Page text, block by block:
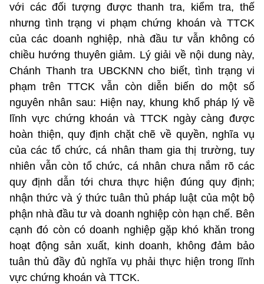
với các đối tượng được thanh tra, kiểm tra, thế
nhưng tình trạng vi phạm chứng khoán và TTCK
của các doanh nghiệp, nhà đầu tư vẫn không có
chiều hướng thuyên giảm. Lý giải về nội dung này,
Chánh Thanh tra UBCKNN cho biết, tình trạng vi
phạm trên TTCK vẫn còn diễn biến do một số
nguyên nhân sau: Hiện nay, khung khổ pháp lý về
lĩnh vực chứng khoán và TTCK ngày càng được
hoàn thiện, quy định chặt chẽ về quyền, nghĩa vụ
của các tổ chức, cá nhân tham gia thị trường, tuy
nhiên vẫn còn tổ chức, cá nhân chưa nắm rõ các
quy định dẫn tới chưa thực hiện đúng quy định;
nhận thức và ý thức tuân thủ pháp luật của một bộ
phận nhà đầu tư và doanh nghiệp còn hạn chế. Bên
cạnh đó còn có doanh nghiệp gặp khó khăn trong
hoạt động sản xuất, kinh doanh, không đảm bảo
tuân thủ đầy đủ nghĩa vụ phải thực hiện trong lĩnh
vực chứng khoán và TTCK.